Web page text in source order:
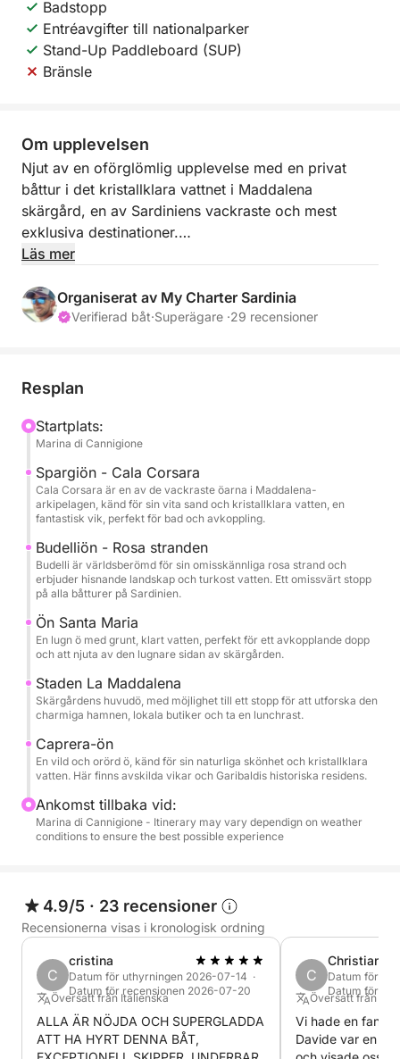
Badstopp
Entréavgifter till nationalparker
Stand-Up Paddleboard (SUP)
Bränsle
Om upplevelsen
Njut av en oförglömlig upplevelse med en privat
båttur i det kristallklara vattnet i Maddalena
skärgård, en av Sardiniens vackraste och mest
exklusiva destinationer.
vikar, turkost vatten och ikoniska platser som
Spargi, Budelli och Santa Maria.
fasta scheman, bara du, dina gäster och en
✔ Privat båt för exklusiv användning av din grupp
✔ Flexibel resplan baserad på väderförhållanden
och dina preferenser
✔ Tillgång till de vackraste och minst befolkade
✔ Lokal skeppare med djupgående kunskap om
området
På begäran kan vi även ordna lunch på exklusiva
restauranger vid havet eller inkludera vattenlekar.
Perfekt för par, familjer eller små grupper som söker
en autentisk, högkvalitativ sardisk upplevelse.
Tveka inte att kontakta mig för personliga råd eller
förslag.
Bränsle som betalas i hamnen: 400-500 euro
Läs mer
Organiserat av My Charter Sardinia
Verifierad båt·Superägare ·29 recensioner
Resplan
Startplats:
Marina di Cannigione
Spargiön - Cala Corsara
Cala Corsara är en av de vackraste öarna i Maddalena-
arkipelagen, känd för sin vita sand och kristallklara vatten, en
fantastisk vik, perfekt för bad och avkoppling.
Budelliön - Rosa stranden
Budelli är världsberömd för sin omisskännliga rosa strand och
erbjuder hisnande landskap och turkost vatten. Ett omissvärt stopp
på alla båtturer på Sardinien.
Ön Santa Maria
En lugn ö med grunt, klart vatten, perfekt för ett avkopplande dopp
och att njuta av den lugnare sidan av skärgården.
Staden La Maddalena
Skärgårdens huvudö, med möjlighet till ett stopp för att utforska den
charmiga hamnen, lokala butiker och ta en lunchrast.
Caprera-ön
En vild och orörd ö, känd för sin naturliga skönhet och kristallklara
vatten. Här finns avskilda vikar och Garibaldis historiska residens.
Ankomst tillbaka vid:
Marina di Cannigione - Itinerary may vary dependign on weather
conditions to ensure the best possible experience
4.9/5 · 23 recensioner
Recensionerna visas i kronologisk ordning
C
cristina
Datum för uthyrningen 2026-07-14 ·
Datum för recensionen 2026-07-20
Översatt från Italienska
ALLA ÄR NÖJDA OCH SUPERGLADDA
ATT HA HYRT DENNA BÅT,
C
Christian
Datum för
Datum för
Översatt från
Vi hade en
Davide var en